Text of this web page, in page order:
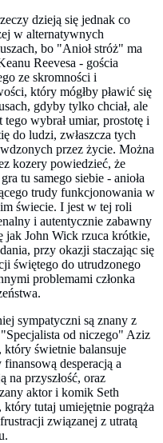
dzieją się jednak co
w alternatywnych
bo "Anioł stróż" ma
Reevesa - gościa
ze skromności i
który mógłby pławić się
gdyby tylko chciał, ale
tego wybrał umiar, prostotę i
do ludzi, zwłaszcza tych
przez życie. Można
kozery powiedzieć, że
tu samego siebie - anioła
trudy funkcjonowania w
świecie. I jest w tej roli
i autentycznie zabawny
jak John Wick rzuca krótkie,
przy okazji staczając się
świętego do utrudzonego
problemami członka
sympatyczni są znany z
od niczego" Aziz
który świetnie balansuje
finansową desperacją a
na przyszłość, oraz
aktor i komik Seth
który tutaj umiejętnie pogrąża
związanej z utratą